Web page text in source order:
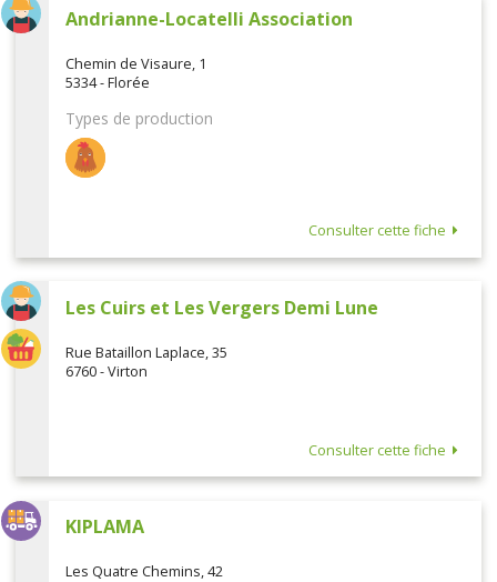
Andrianne-Locatelli Association
Chemin de Visaure, 1
5334 - Florée
Types de production
Consulter cette fiche
Les Cuirs et Les Vergers Demi Lune
Rue Bataillon Laplace, 35
6760 - Virton
Consulter cette fiche
KIPLAMA
Les Quatre Chemins, 42